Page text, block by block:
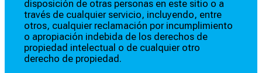
disposición de otras personas en este sitio o a
través de cualquier servicio, incluyendo, entre
otros, cualquier reclamación por incumplimiento
o apropiación indebida de los derechos de
propiedad intelectual o de cualquier otro
derecho de propiedad.